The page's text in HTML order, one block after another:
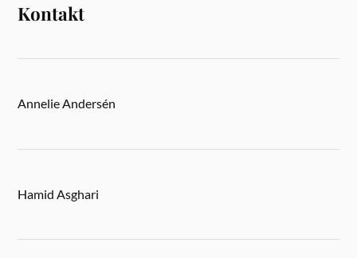
Kontakt
Annelie Andersén
Hamid Asghari